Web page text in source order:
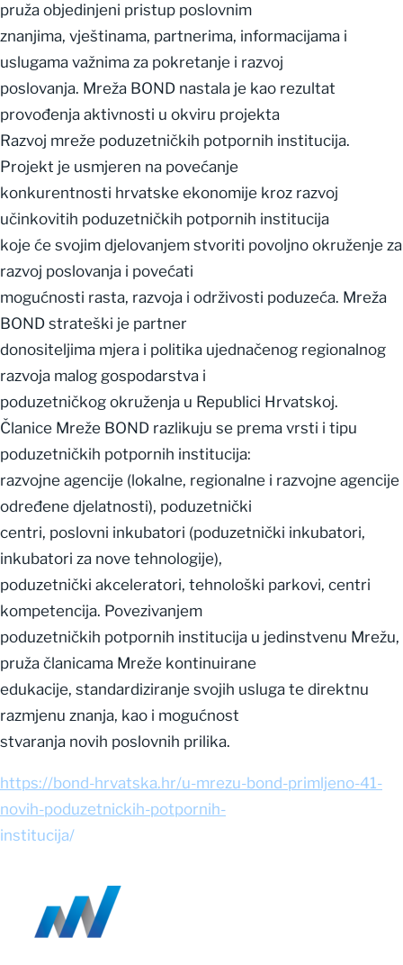
pruža objedinjeni pristup poslovnim
znanjima, vještinama, partnerima, informacijama i
uslugama važnima za pokretanje i razvoj
poslovanja. Mreža BOND nastala je kao rezultat
provođenja aktivnosti u okviru projekta
Razvoj mreže poduzetničkih potpornih institucija.
Projekt je usmjeren na povećanje
konkurentnosti hrvatske ekonomije kroz razvoj
učinkovitih poduzetničkih potpornih institucija
koje će svojim djelovanjem stvoriti povoljno okruženje za
razvoj poslovanja i povećati
mogućnosti rasta, razvoja i održivosti poduzeća. Mreža
BOND strateški je partner
donositeljima mjera i politika ujednačenog regionalnog
razvoja malog gospodarstva i
poduzetničkog okruženja u Republici Hrvatskoj.
Članice Mreže BOND razlikuju se prema vrsti i tipu
poduzetničkih potpornih institucija:
razvojne agencije (lokalne, regionalne i razvojne agencije
određene djelatnosti), poduzetnički
centri, poslovni inkubatori (poduzetnički inkubatori,
inkubatori za nove tehnologije),
poduzetnički akceleratori, tehnološki parkovi, centri
kompetencija. Povezivanjem
poduzetničkih potpornih institucija u jedinstvenu Mrežu,
pruža članicama Mreže kontinuirane
edukacije, standardiziranje svojih usluga te direktnu
razmjenu znanja, kao i mogućnost
stvaranja novih poslovnih prilika.
https://bond-hrvatska.hr/u-mrezu-bond-primljeno-41-
novih-poduzetnickih-potpornih-
institucija/